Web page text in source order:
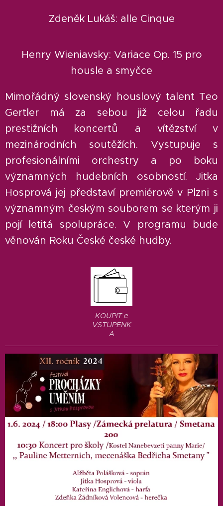
Zdeněk Lukáš: alle Cinque
Henry Wieniavsky: Variace Op. 15 pro
housle a smyčce
Mimořádný slovenský houslový talent Teo
Gertler má za sebou již celou řadu
prestižních koncertů a vítězství v
mezinárodních soutěžích. Vystupuje s
profesionálními orchestry a po boku
významných hudebních osobností. Jitka
Hosprová jej představí premiérově v Plzni s
významným českým souborem se kterým ji
pojí letitá spolupráce. V programu bude
věnován Roku České české hudby.
KOUPIT e
VSTUPENK
A